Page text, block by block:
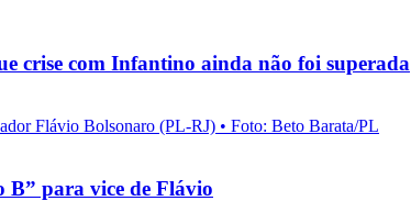
crise com Infantino ainda não foi superada
B” para vice de Flávio